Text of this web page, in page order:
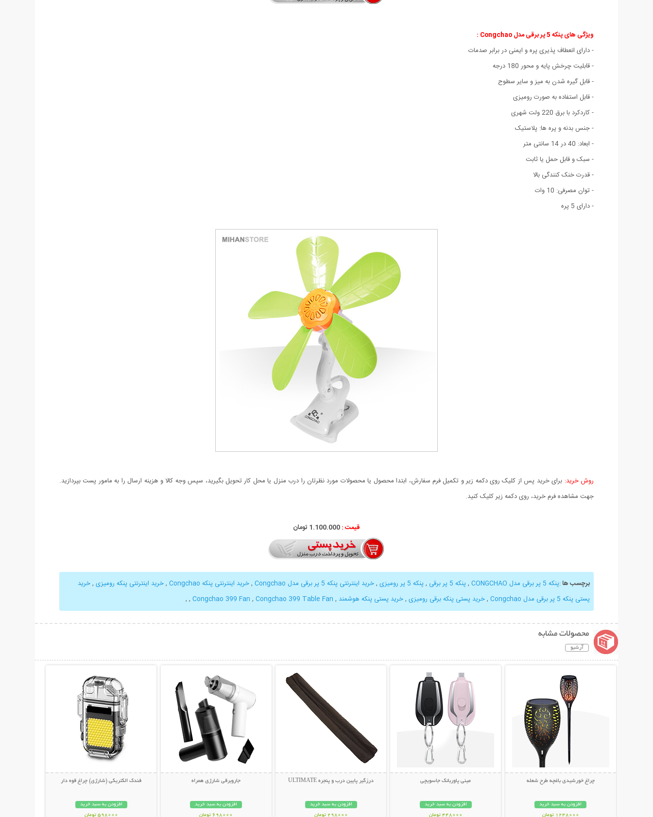
ویژگی های پنکه 5 پر برقی مدل Congchao :
- دارای انعطاف پذیری پره و ایمنی در برابر صدمات
- قابلیت چرخش پایه و محور 180 درجه
- قابل گیره شدن به میز و سایر سطوح
- قابل استفاده به صورت رومیزی
- کاردکرد با برق 220 ولت شهری
- جنس بدنه و پره ها: پلاستیک
- ابعاد: 40 در 14 سانتی متر
- سبک و قابل حمل یا ثابت
- قدرت خنک کنندگی بالا
- توان مصرفی: 10 وات
- دارای 5 پره
روش خرید: برای خرید پس از کلیک روی دکمه زیر و تکمیل فرم سفارش، ابتدا محصول یا محصولات مورد نظرتان را درب منزل یا محل کار تحویل بگیرید، سپس وجه کالا و هزینه ارسال را به مامور پست بپردازید.
جهت مشاهده فرم خرید، روی دکمه زیر کلیک کنید.
قیمت :1.100.000 تومان
برچسب ها:پنکه 5 پر برقی مدل CONGCHAO , پنکه 5 پر برقی , پنکه 5 پر رومیزی ,خرید اینترنتی پنکه 5 پر برقی مدل Congchao ,خرید اینترنتی پنکه Congchao ,خرید اینترنتی پنکه رومیزی ,خرید
پستی پنکه 5 پر برقی مدل Congchao
,خرید پستی پنکه برقی رومیزی ,خرید پستی پنکه هوشمند ,
Congchao 399 Fan , Congchao 399 Table Fan
,
,
محصولات مشابه
آرشیو
چراغ خورشیدی باغچه طرح شعله
افزودن به سبد خرید
1248000 تومان
مینی پاوربانک جاسویچی
افزودن به سبد خرید
448000 تومان
درزگیر پایین درب و پنجره ULTIMATE
افزودن به سبد خرید
298000 تومان
جاروبرقی شارژی همراه
افزودن به سبد خرید
698000 تومان
فندک الکتریکی (شارژی) چراغ قوه دار
افزودن به سبد خرید
598000 تومان